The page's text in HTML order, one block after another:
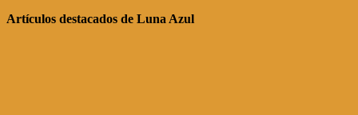
Artículos destacados de Luna Azul